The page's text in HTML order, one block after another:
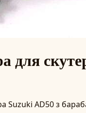
для
Suzuki AD50 з